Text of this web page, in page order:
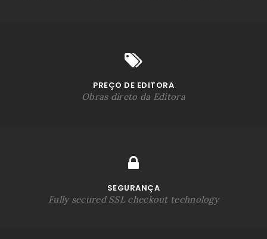
PREÇO DE EDITORA
Obras direto da Editora
SEGURANÇA
Fully secured SSL checkout technology